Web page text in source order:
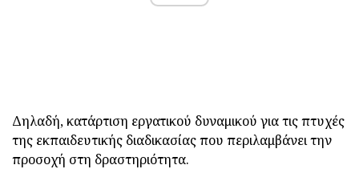
Δηλαδή, κατάρτιση εργατικού δυναμικού για τις πτυχές
της εκπαιδευτικής διαδικασίας που περιλαμβάνει την
προσοχή στη δραστηριότητα.